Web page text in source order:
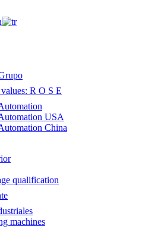
R O S E
USA
China
qualification
machines